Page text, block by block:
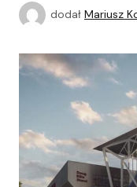
dodał Mariusz